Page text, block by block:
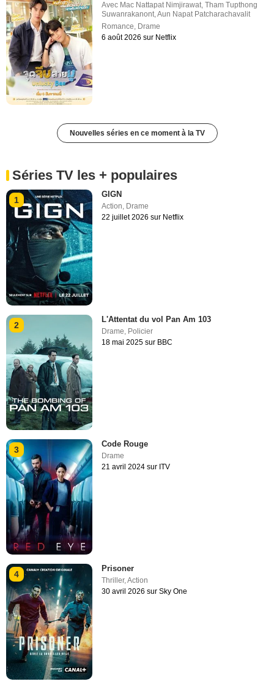
Avec Mac Nattapat Nimjirawat,Tham Tupthong
Suwanrakanont,Aun Napat Patcharachavalit
Romance, Drame
6 août 2026 sur Netflix
Nouvelles séries en ce moment à la TV
Séries TV les + populaires
1
GIGN
Action, Drame
22 juillet 2026 sur Netflix
2
L'Attentat du vol Pan Am 103
Drame Policier
18 mai 2025 sur BBC
3
Code Rouge
Drame
21 avril 2024 sur ITV
4
Prisoner
Thriller,Action
30 avril 2026 sur Sky One